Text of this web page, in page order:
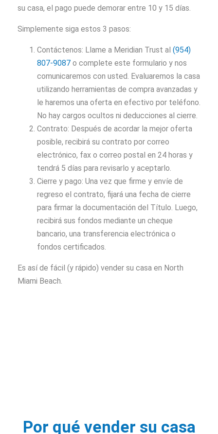
su casa, el pago puede demorar entre 10 y 15 días.
Simplemente siga estos 3 pasos:
Contáctenos: Llame a Meridian Trust al (954)
807-9087 o complete este formulario y nos
comunicaremos con usted. Evaluaremos la casa
utilizando herramientas de compra avanzadas y
le haremos una oferta en efectivo por teléfono.
No hay cargos ocultos ni deducciones al cierre.
Contrato: Después de acordar la mejor oferta
posible, recibirá su contrato por correo
electrónico, fax o correo postal en 24 horas y
tendrá 5 días para revisarlo y aceptarlo.
Cierre y pago: Una vez que firme y envíe de
regreso el contrato, fijará una fecha de cierre
para firmar la documentación del Título. Luego,
recibirá sus fondos mediante un cheque
bancario, una transferencia electrónica o
fondos certificados.
Es así de fácil (y rápido) vender su casa en North
Miami Beach.
Por qué vender su casa